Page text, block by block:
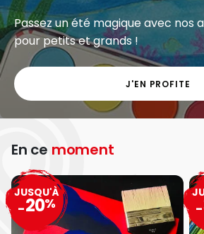
Passez un été magique avec nos
pour petits et grands !
J'EN PROFITE
En ce moment
JUSQU'À
-20% -